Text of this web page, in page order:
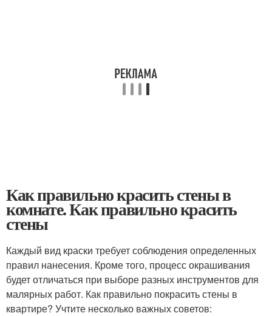
Как правильно красить стены в
комнате. Как правильно красить
стены
Каждый вид краски требует соблюдения определенных
правил нанесения. Кроме того, процесс окрашивания
будет отличаться при выборе разных инструментов для
малярных работ. Как правильно покрасить стены в
квартире? Учтите несколько важных советов: